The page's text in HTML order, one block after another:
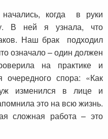
когда в руки
В ней я узнала, что
Наш брак подходил
означало – один должен
на практике и
спора: «Как
изменился в лице и
это на всю жизнь.
сложная работа – это